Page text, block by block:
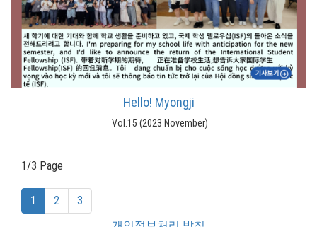
Hello! Myongji
Vol.15 (2023 November)
1/3 Page
1 (current)
2
3